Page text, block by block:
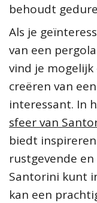
behoudt
Als je
van een
vind je
creëren van
interessant. In
sfeer van
biedt
rustgevende
Santorini kunt
kan een